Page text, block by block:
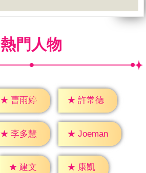
熱門人物
★ 曹雨婷 ★ 許常德
★ 李多慧 ★ Joeman
★ 建文 ★ 康凱